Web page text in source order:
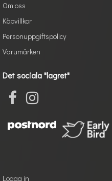
Om oss
Köpvillkor
Personuppgiftspolicy
Varumärken
Det sociala "lagret"
Logga in